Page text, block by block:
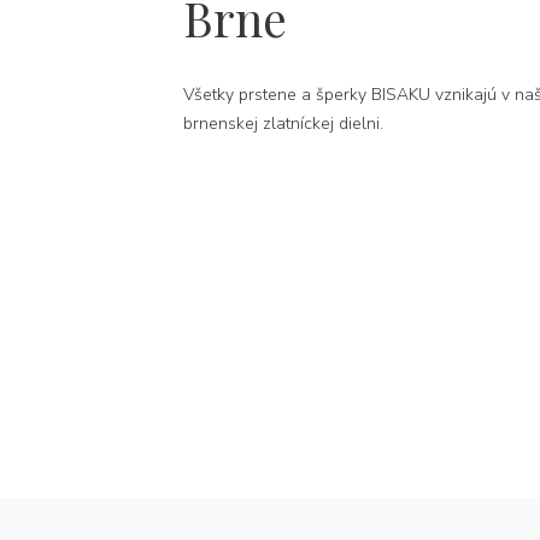
Brne
Všetky prstene a šperky BISAKU vznikajú v
brnenskej zlatníckej dielni.